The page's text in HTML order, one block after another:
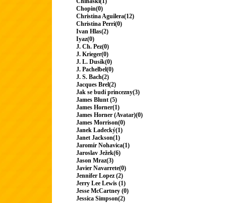
Chopin(0)
Christina Aguilera(12)
Christina Perri(0)
Ivan Hlas(2)
Iyaz(0)
J. Ch. Pez(0)
J. Krieger(0)
J. L. Dusík(0)
J. Pachelbel(0)
J. S. Bach(2)
Jacques Brel(2)
Jak se budí princezny(3)
James Blunt (5)
James Horner(1)
James Horner (Avatar)(0)
James Morrison(0)
Janek Ladecký(1)
Janet Jackson(1)
Jaromír Nohavica(1)
Jaroslav Ježek(6)
Jason Mraz(3)
Javier Navarrete(0)
Jennifer Lopez (2)
Jerry Lee Lewis (1)
Jesse McCartney (0)
Jessica Simpson(2)